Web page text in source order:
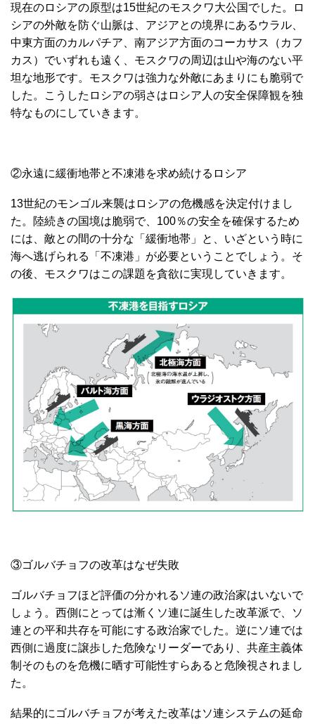
現在のロシアの原型は15世紀のモスクワ大公国でした。ロ
シアの外敵を防ぐ山脈は、アジアとの境界にあるウラル、
中東方面のカルパチア、南アジア方面のコーカサス（カフ
カス）でいずれも遠く、モスクワの周辺は山や海のない平
坦な地形です。モスクワは強力な外敵にあまりにも脆弱で
した。こうしたロシアの弱さはロシア人の安全保障観を独
特なものにしていきます。
②永遠に緩衝地帯と不凍港を求め続けるロシア
13世紀のモンゴル来襲はロシアの危機感を決定付けまし
た。陸続きの国境は脆弱で、100％の安全を確保するため
には、敵との間の十分な「緩衝地帯」と、いざという時に
海へ逃げられる「不凍港」が必要ということでしょう。そ
の後、モスクワはこの課題を貪欲に実現していきます。
③ゴルバチョフの改革はなぜ失敗
ゴルバチョフほど評価の分かれるソ連の政治家はいないで
しょう。西側にとっては漸くソ連に誕生した改革派で、ソ
連との平和共存を可能にする政治家でした。逆にソ連では
西側に過度に譲歩した危険なリーダーであり、共産主義体
制そのものを危機に晒す可能性すらあると危険視されまし
た。
結果的にゴルバチョフが考えた改革はソ連システムの延命